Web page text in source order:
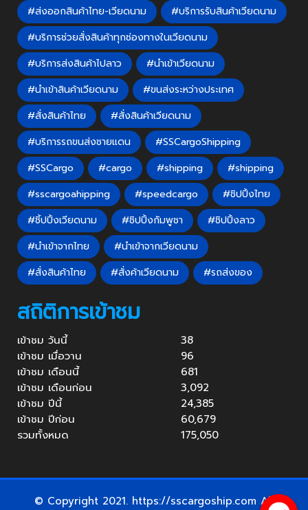
#ส่งออกสินค้าไทย-เวียดนาม
#บริการรับสินค้าเวียดนาม
#บริการช่วยสั่งสินค้าทุกช่องทางในเวียดนาม
#บริการส่งสินค้าไปลาว
#นำเข้าเวียดนาม
#นำเข้าสินค้าเวียดนาม
#ขนส่งระหว่างประเทศ
#สั่งสินค้าไทย
#สั่งสินค้าเวียดนาม
#บริการรถขนส่งชายแดน
#SSCargoShipping
#SSCargo
#cargo #shipping
#shipping
#sscargoahipping
#speedcargo
#ชิปปิ้งไทย
#ชิ้ปปิ้งเวียดนาม
#ชิปปิ้งกัมพูชา
#ชิปปิ้งลาว
#นำเข้าจากไทย
#นำเข้าจากเวียดนาม
#สั่งสินค้าไทย
#สั่งค้าเวียดนาม #รถส่งของ
สถิติการเข้าชม
เข้าชม วันนี้
38
เข้าชม เมื่อวาน
96
เข้าชม เดือนนี้
681
เข้าชม เดือนก่อน
3,092
เข้าชม ปีนี้
24,385
เข้าชม ปีก่อน
60,679
รวมทั้งหมด
175,050
© Copyright 2021. https://sscargoship.com All